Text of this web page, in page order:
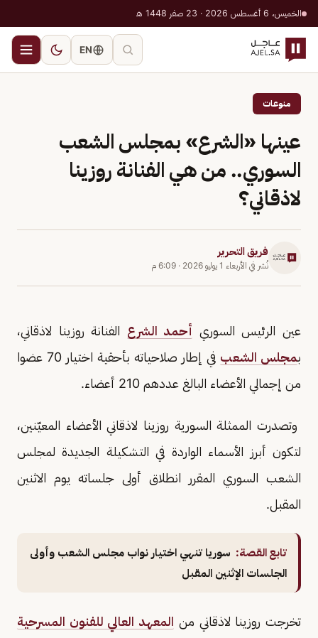
الخميس، 6 أغسطس 2026 · 23 صفر 1448 هـ
EN
منوعات
عينها «الشرع» بمجلس الشعب
السوري.. من هي الفنانة روزينا
لاذقاني؟
فريق التحرير
نُشر في الأربعاء 1 يوليو 2026 · 6:09 م
عين الرئيس السوري أحمد الشرع الفنانة روزينا لاذقاني،
بمجلس الشعب
في إطار صلاحياته بأحقية اختيار 70 عضوا
من إجمالي الأعضاء البالغ عددهم 210 أعضاء.
وتصدرت الممثلة السورية روزينا لاذقاني الأعضاء المعيّنين،
لتكون أبرز الأسماء الواردة في التشكيلة الجديدة لمجلس
الشعب السوري المقرر انطلاق أولى جلساته يوم الاثنين
المقبل.
تابع القصة: سوريا تنهي اختيار نواب مجلس الشعب وأولى
الجلسات الإثنين المقبل
تخرجت روزينا لاذقاني من المعهد العالي للفنون المسرحية